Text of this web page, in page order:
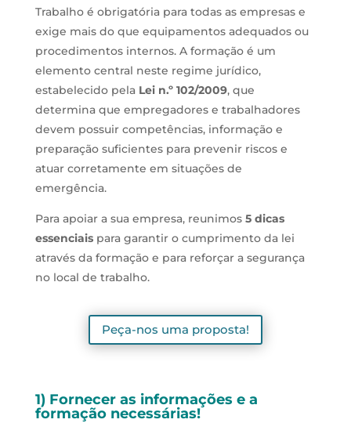
Trabalho é obrigatória para todas as empresas e
exige mais do que equipamentos adequados ou
procedimentos internos. A formação é um
elemento central neste regime jurídico,
estabelecido pela Lei n.º 102/2009, que
determina que empregadores e trabalhadores
devem possuir competências, informação e
preparação suficientes para prevenir riscos e
atuar corretamente em situações de
emergência.
Para apoiar a sua empresa, reunimos 5 dicas
essenciaispara garantir o cumprimento da lei
através da formação e para reforçar a segurança
no local de trabalho.
Peça-nos uma proposta!
1) Fornecer as informações e a
formação necessárias!